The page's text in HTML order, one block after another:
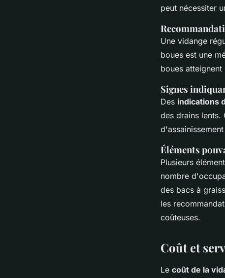
peut nécessiter
Une vidange
boues est une
boues
Signes
Des indications
des drains lents.
Éléments
Plusieurs
nombre
des bacs à
les
coûteuses.
Coût et
Le coût de la